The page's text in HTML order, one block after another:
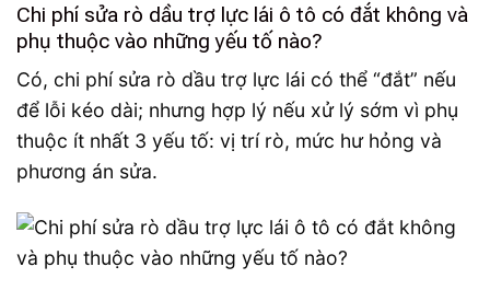
Chi phí sửa rò dầu trợ lực lái ô tô có đắt không và
phụ thuộc vào những yếu tố nào?
Có, chi phí sửa rò dầu trợ lực lái có thể “đắt” nếu
để lỗi kéo dài; nhưng hợp lý nếu xử lý sớm vì phụ
thuộc ít nhất 3 yếu tố: vị trí rò, mức hư hỏng và
phương án sửa.